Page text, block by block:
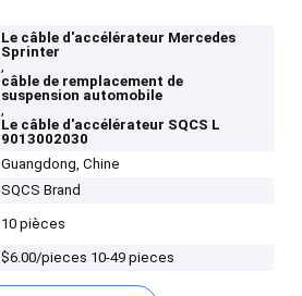
Le câble d'accélérateur Mercedes
Sprinter
,
câble de remplacement de
suspension automobile
,
Le câble d'accélérateur SQCS L
9013002030
Guangdong, Chine
SQCS Brand
10 pièces
$6.00/pieces 10-49 pieces